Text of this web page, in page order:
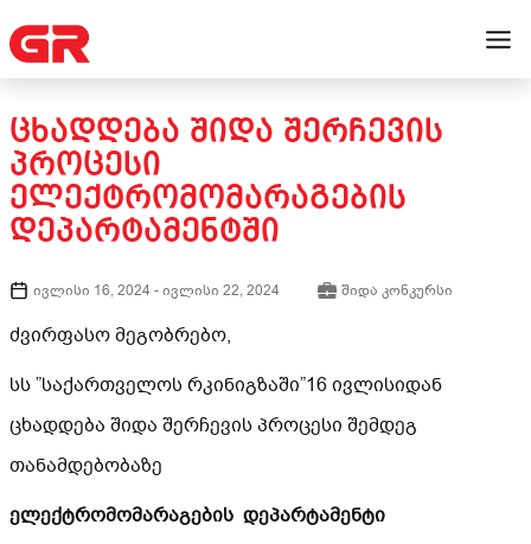
ᲪᲮᲐᲓᲓᲔᲑᲐ ᲨᲘᲓᲐ ᲨᲔᲠᲩᲔᲕᲘᲡ
ᲞᲠᲝᲪᲔᲡᲘ
ᲔᲚᲔᲥᲢᲠᲝᲛᲝᲛᲐᲠᲐᲒᲔᲑᲘᲡ
ᲓᲔᲞᲐᲠᲢᲐᲛᲔᲜᲢᲨᲘ
ივლისი 16, 2024 -ივლისი 22, 2024 შიდა კონკურსი
ძვირფასო მეგობრებო,
სს ”საქართველოს რკინიგზაში”16 ივლისიდან
ცხადდება შიდა შერჩევის პროცესი შემდეგ
თანამდებობაზე
ელექტრომომარაგების დეპარტამენტი